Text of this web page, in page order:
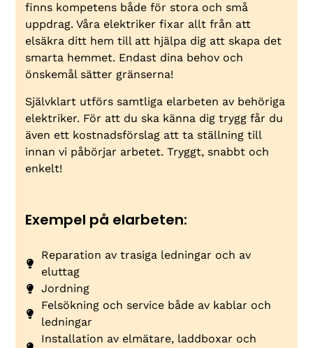
finns kompetens både för stora och små
uppdrag. Våra elektriker fixar allt från att
elsäkra ditt hem till att hjälpa dig att skapa det
smarta hemmet. Endast dina behov och
önskemål sätter gränserna!
Självklart utförs samtliga elarbeten av behöriga
elektriker. För att du ska känna dig trygg får du
även ett kostnadsförslag att ta ställning till
innan vi påbörjar arbetet. Tryggt, snabbt och
enkelt!
Exempel på elarbeten:
Reparation av trasiga ledningar och av
eluttag
Jordning
Felsökning och service både av kablar och
ledningar
Installation av elmätare, laddboxar och